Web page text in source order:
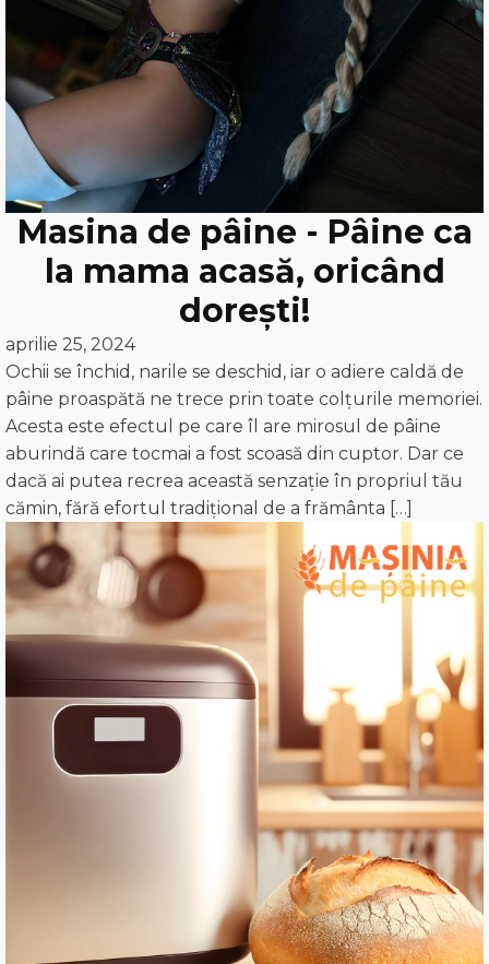
Masina de pâine - Pâine ca
la mama acasă, oricând
dorești!
aprilie 25, 2024
Ochii se închid, narile se deschid, iar o adiere caldă de
pâine proaspătă ne trece prin toate colțurile memoriei.
Acesta este efectul pe care îl are mirosul de pâine
aburindă care tocmai a fost scoasă din cuptor. Dar ce
dacă ai putea recrea această senzație în propriul tău
cămin, fără efortul tradițional de a frământa […]